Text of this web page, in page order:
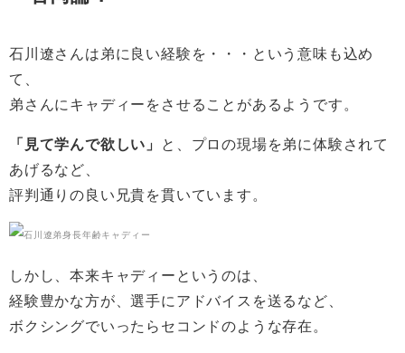
石川遼さんは弟に良い経験を・・・という意味も込め
て、
弟さんにキャディーをさせることがあるようです。
「見て学んで欲しい」
と、プロの現場を弟に体験されて
あげるなど、
評判通りの良い兄貴を貫いています。
しかし、本来キャディーというのは、
経験豊かな方が、選手にアドバイスを送るなど、
ボクシングでいったらセコンドのような存在。